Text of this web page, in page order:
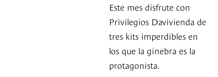
Este mes disfrute con
Privilegios Davivienda de
tres kits imperdibles en
los que la ginebra es la
protagonista.